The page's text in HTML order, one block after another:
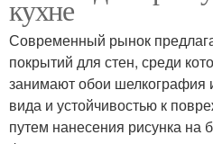
кухне
Современный рынок
покрытий для стен, среди
занимают обои шелкография
вида и устойчивостью к
путем нанесения рисунка на